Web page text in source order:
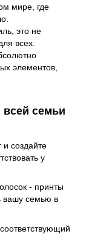
мире, где
это не
всех.
элементов,
всей семьи
и создайте
у
- принты
вашу семью в